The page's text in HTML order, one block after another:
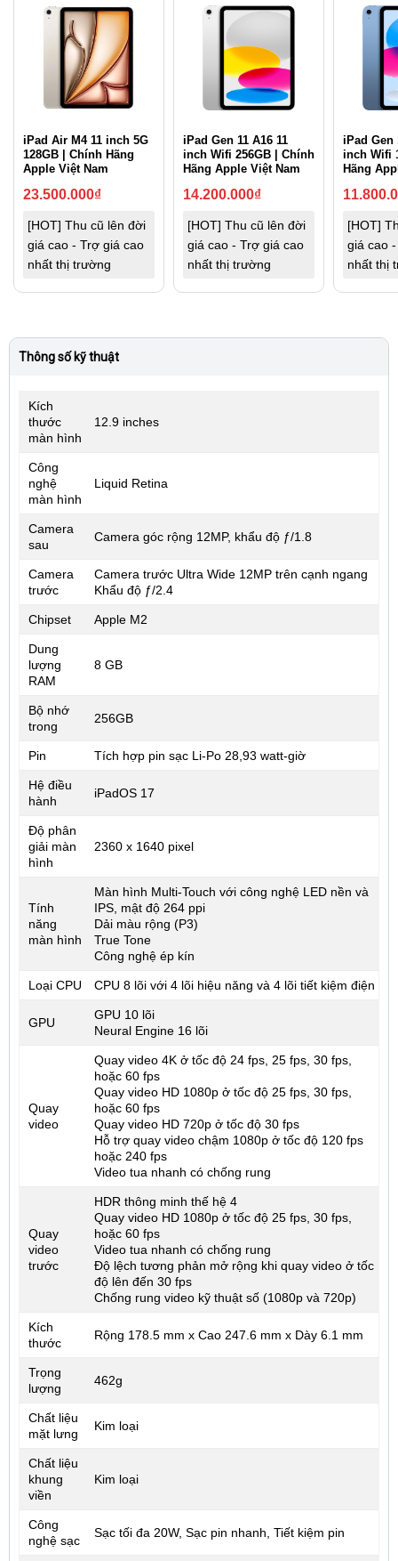
iPad Air M4 11 inch 5G
128GB | Chính Hãng
Apple Việt Nam
23.500.000₫
[HOT] Thu cũ lên đời
giá cao - Trợ giá cao
nhất thị trường
iPad Gen 11 A16 11
inch Wifi 256GB | Chính
Hãng Apple Việt Nam
14.200.000₫
[HOT] Thu cũ lên đời
giá cao - Trợ giá cao
nhất thị trường
iPad Gen
inch Wifi
Hãng
[HOT]
giá cao
nhất thị
Thông số kỹ thuật
Kích
thước
màn hình
12.9 inches
Công
nghệ
màn hình
Liquid Retina
Camera
sau
Camera góc rộng 12MP, khẩu độ ƒ/1.8
Camera
trước
Camera trước Ultra Wide 12MP trên cạnh ngang
Khẩu độ ƒ/2.4
Chipset Apple M2
Dung
lượng
RAM
8 GB
Bộ nhớ
trong
256GB
Pin Tích hợp pin sạc Li-Po 28,93 watt‑giờ
Hệ điều
hành
iPadOS 17
Độ phân
giải màn
hình
2360 x 1640 pixel
Tính
năng
màn hình
Màn hình Multi-Touch với công nghệ LED nền và
IPS, mật độ 264 ppi
Dải màu rộng (P3)
True Tone
Công nghệ ép kín
Loại CPU CPU 8 lõi với 4 lõi hiệu năng và 4 lõi tiết kiệm điện
GPU
GPU 10 lõi
Neural Engine 16 lõi
Quay
video
Quay video 4K ở tốc độ 24 fps, 25 fps, 30 fps,
hoặc 60 fps
Quay video HD 1080p ở tốc độ 25 fps, 30 fps,
hoặc 60 fps
Quay video HD 720p ở tốc độ 30 fps
Hỗ trợ quay video chậm 1080p ở tốc độ 120 fps
hoặc 240 fps
Video tua nhanh có chống rung
Quay
video
trước
HDR thông minh thế hệ 4
Quay video HD 1080p ở tốc độ 25 fps, 30 fps,
hoặc 60 fps
Video tua nhanh có chống rung
Độ lệch tương phản mở rộng khi quay video ở tốc
độ lên đến 30 fps
Chống rung video kỹ thuật số (1080p và 720p)
Kích
thước
Rộng 178.5 mm x Cao 247.6 mm x Dày 6.1 mm
Trọng
lượng
462g
Chất liệu
mặt lưng
Kim loại
Chất liệu
khung
viền
Kim loại
Công
nghệ sạc
Sạc tối đa 20W, Sạc pin nhanh, Tiết kiệm pin